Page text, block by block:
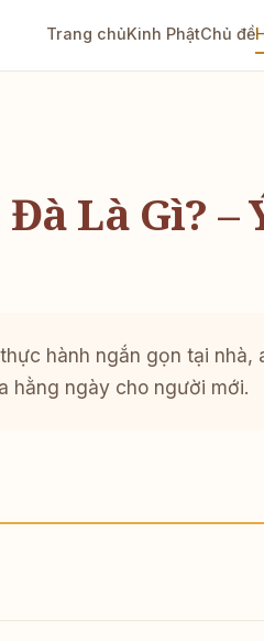
Trang chủKinh PhậtChủ đề
Là Gì? –
hành ngắn gọn tại nhà,
hằng ngày cho người mới.